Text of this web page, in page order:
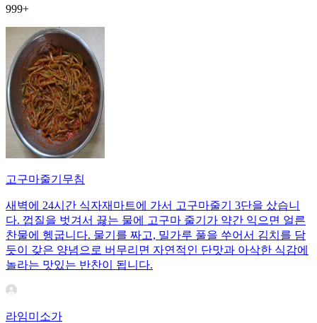
999+
고구마줄기무침
새벽에 24시간 식자재마트에 가서 고구마줄기 3단을 샀습니
다. 껍질을 벗겨서 끓는 물에 고구마 줄기가 약간 익으면 얼른
찬물에 헹굽니다. 물기를 짜고, 밀가루 풀을 쑤어서 김치를 담
듯이 갖은 양념으로 버무리면 자연적인 단맛과 아삭한 식감에
놀라는 맛있는 반찬이 됩니다.
라임미소가